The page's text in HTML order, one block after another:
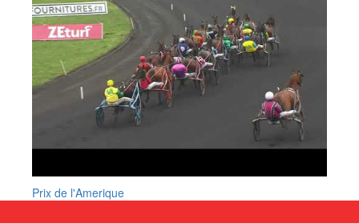
Prix de l'Amerique